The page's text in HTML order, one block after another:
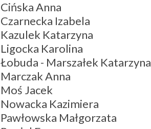
Cińska Anna
Czarnecka Izabela
Kazulek Katarzyna
Ligocka Karolina
Łobuda - Marszałek Katarzyna
Marczak Anna
Moś Jacek
Nowacka Kazimiera
Pawłowska Małgorzata